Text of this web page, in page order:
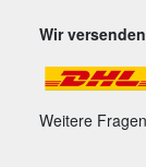
Wir
Weitere